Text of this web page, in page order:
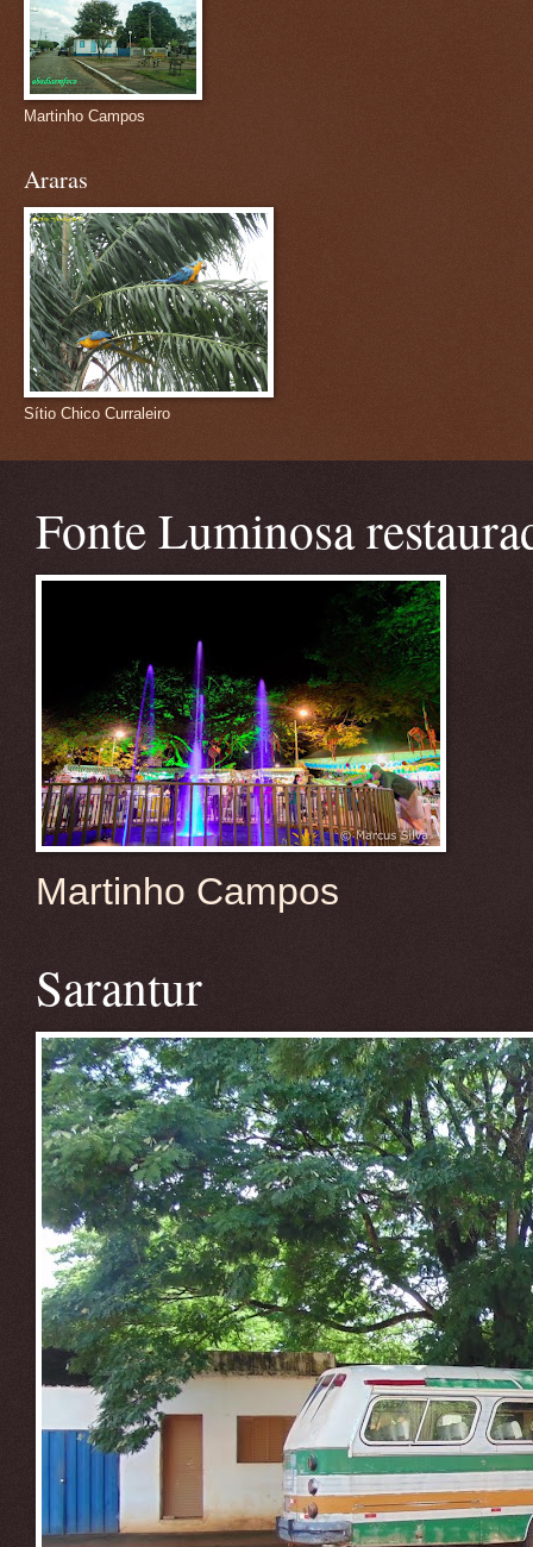
Martinho Campos
Araras
Sítio Chico Curraleiro
Fonte Luminosa
Martinho Campos
Sarantur